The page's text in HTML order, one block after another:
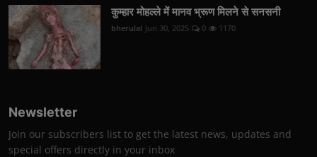
कुम्हार मोहल्ले में मानव भ्रूण मिलने से सनसनी
bherulal Jun 30, 2025 0 1170
Newsletter
Join our subscribers list to get the latest news, updates and
special offers directly in your inbox